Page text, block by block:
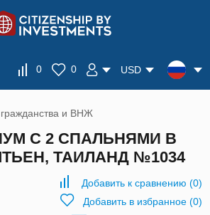
0 0 USD
и ВНЖ
С 2 СПАЛЬНЯМИ В
ТАИЛАНД №1034
Добавить к сравнению (0)
Добавить в избранное(0)